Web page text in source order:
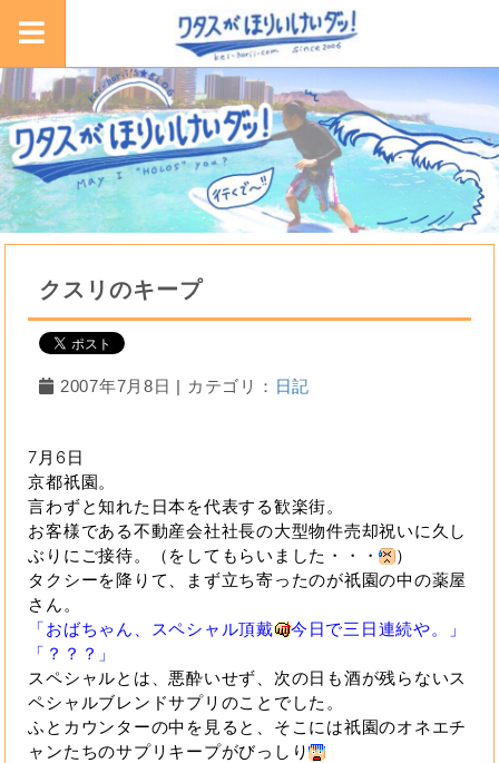
クスリのキープ
2007年7月8日 | カテゴリ： 日記
7月6日
京都祇園。
言わずと知れた日本を代表する歓楽街。
お客様である不動産会社社長の大型物件売却祝いに久し
ぶりにご接待。（をしてもらいました・・・
）
タクシーを降りて、まず立ち寄ったのが祇園の中の薬屋
さん。
「おばちゃん、スペシャル頂戴
今日で三日連続や。」
「？？？」
スペシャルとは、悪酔いせず、次の日も酒が残らないス
ペシャルブレンドサプリのことでした。
ふとカウンターの中を見ると、そこには祇園のオネエチ
ャンたちのサプリキープがびっしり